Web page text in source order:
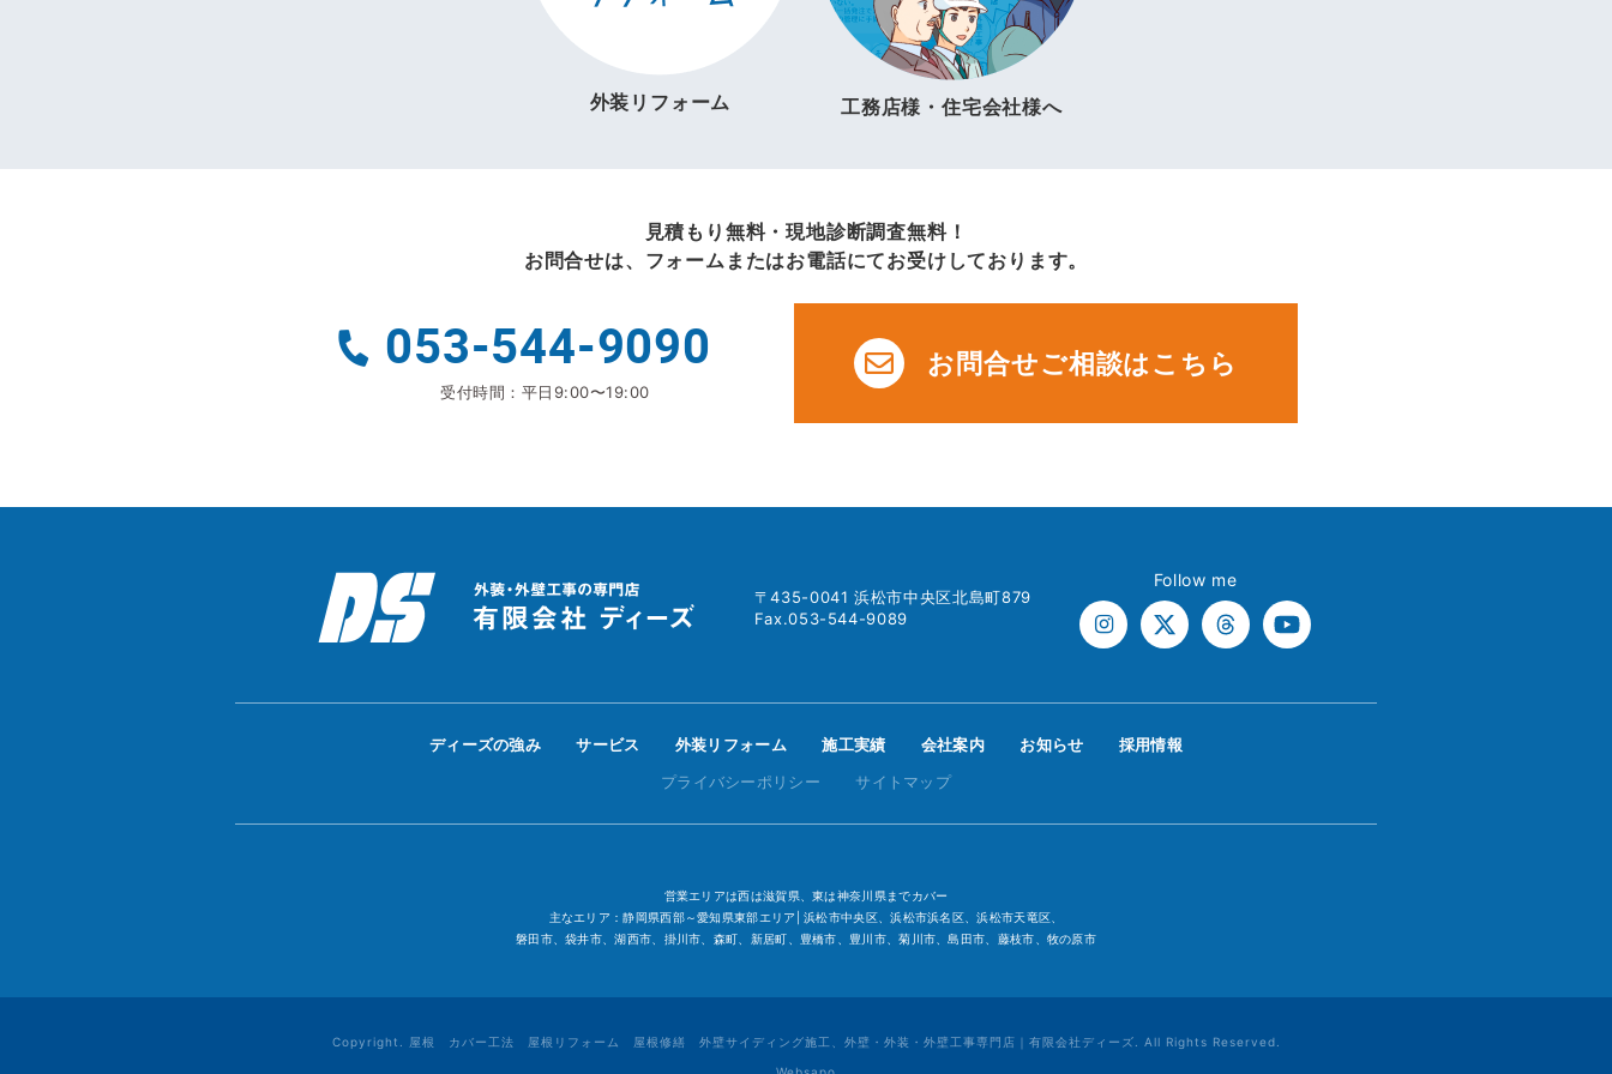
外装リフォーム 工務店様・住宅会社様へ
見積もり無料・現地診断調査無料！
お問合せは、フォームまたはお電話にてお受けしております。
053-544-9090
受付時間：平日9:00〜19:00
お問合せご相談はこちら
〒435-0041 浜松市中央区北島町879
Fax.053-544-9089
Follow me
ディーズの強み サービス 外装リフォーム 施工実績 会社案内 お知らせ
採用情報
プライバシーポリシー
サイトマップ
営業エリアは西は滋賀県、東は神奈川県までカバー
主なエリア：静岡県西部～愛知県東部エリア| 浜松市中央区、浜松市浜名区、浜松市天竜区、
磐田市、袋井市、湖西市、掛川市、森町、新居町、豊橋市、豊川市、菊川市、島田市、藤枝市、牧の原市
Copyright. 屋根 カバー工法 屋根リフォーム 屋根修繕 外壁サイディング施工、外壁・外装・外壁工事専門店｜有限会社ディーズ. All Rights Reserved.
Websapo